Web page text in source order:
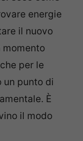
energie
il nuovo
momento
per le
un punto di
È
il modo